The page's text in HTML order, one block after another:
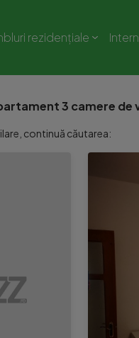
rezidențiale
3 camere
continuă căutarea: